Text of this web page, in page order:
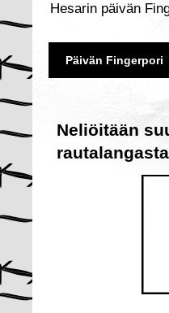
Hesarin päivän
Päivän Fingerpori
Neliöitään